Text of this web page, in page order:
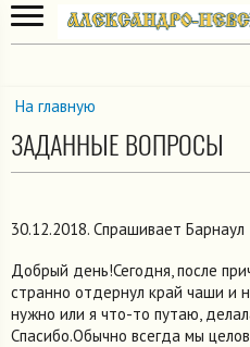
На главную
ЗАДАННЫЕ ВОПРОСЫ
30.12.2018. Спрашивает Барнаул
Добрый день!Сегодня, после
странно отдернул край чаши и
нужно или я что-то путаю,
Спасибо.Обычно всегда мы